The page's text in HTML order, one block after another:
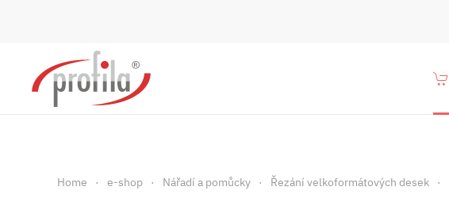
Home e-shop Nářadí a pomůcky Řezání velkoformátových desek